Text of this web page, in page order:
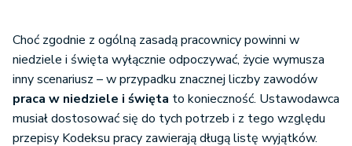
Choć zgodnie z ogólną zasadą pracownicy powinni w
niedziele i święta wyłącznie odpoczywać, życie wymusza
inny scenariusz – w przypadku znacznej liczby zawodów
praca w niedziele i święta to konieczność. Ustawodawca
musiał dostosować się do tych potrzeb i z tego względu
przepisy Kodeksu pracy zawierają długą listę wyjątków.